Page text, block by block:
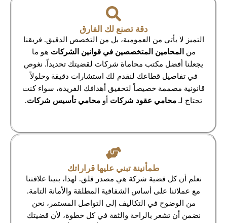
دقة تصنع لك الفارق
التميز لا يأتي من العمومية، بل من التخصص الدقيق. فريقنا
من
المحامين المتخصصين في قوانين الشركات هو ما
يجعلنا أفضل مكتب محاماة شركات لقضيتك تحديداً. نغوص
في تفاصيل قطاعك لنقدم لك استشارات دقيقة وحلولاً
قانونية مصممة خصيصاً لتحقيق أهدافك الفريدة، سواء كنت
تحتاج لـ محامي عقود شركات أو محامي تأسيس شركات.
طمأنينة تبني عليها قراراتك
نعلم أن كل قضية شركة هي مصدر قلق. لهذا، بنينا علاقتنا
مع عملائنا على أساس الشفافية المطلقة والأمانة التامة.
من الوضوح في التكاليف إلى التواصل المستمر، نحن
نضمن أن تشعر بالراحة والثقة في كل خطوة، لأن قضيتك